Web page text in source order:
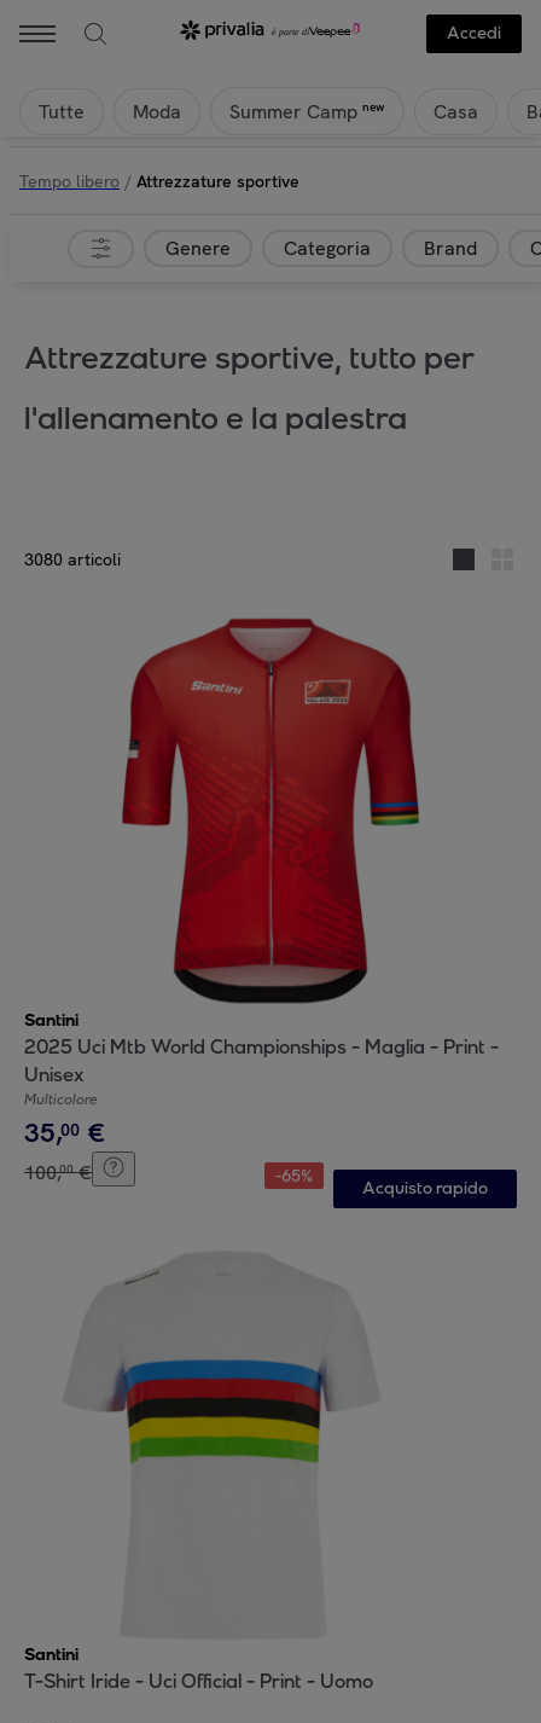
Accedi
Tutte Moda Summer Camp new Casa
Tempo libero / Attrezzature sportive
Genere Categoria Brand
Attrezzature sportive, tutto per
l'allenamento e la palestra
3080 articoli
Santini
2025 Uci Mtb World Championships - Maglia - Print -
Unisex
Multicolore
35,00 €
100,00 € -65%
Acquisto rapido
Santini
T-Shirt Iride - Uci Official - Print - Uomo